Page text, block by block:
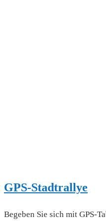
GPS-Stadtrallye
Begeben Sie sich mit GPS-